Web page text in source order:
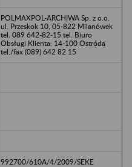
POLMAXPOL-ARCHIWA Sp. z o.o.
ul. Przeskok 10, 05-822 Milanówek
tel. 089 642-82-15 tel. Biuro
Obsługi Klienta: 14-100 Ostróda
tel./fax (089) 642 82 15
992700/610A/4/2009/SEKE